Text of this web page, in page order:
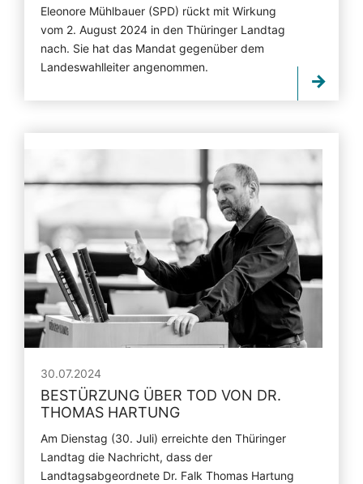
Eleonore Mühlbauer (SPD) rückt mit Wirkung
vom 2. August 2024 in den Thüringer Landtag
nach. Sie hat das Mandat gegenüber dem
Landeswahlleiter angenommen.
30.07.2024
BESTÜRZUNG ÜBER TOD VON DR.
THOMAS HARTUNG
Am Dienstag (30. Juli) erreichte den Thüringer
Landtag die Nachricht, dass der
Landtagsabgeordnete Dr. Falk Thomas Hartung